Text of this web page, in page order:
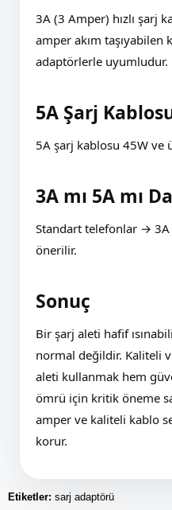
3A (3 Amper) hızlı şarj
amper akım
adaptörlerle uyumludur.
5A Şarj
5A şarj kablosu 45W ve
3A mı 5A mı
Standart telefonlar →
önerilir.
Sonuç
Bir şarj aleti hafif
normal değildir. Kaliteli
aleti kullanmak hem
ömrü için kritik öneme
amper ve kaliteli kablo
korur.
Etiketler: sarj adaptörü